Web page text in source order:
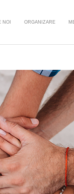
NOI ORGANIZARE